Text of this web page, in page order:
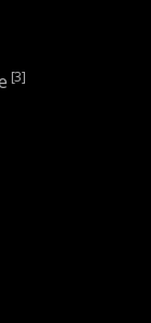
[3]